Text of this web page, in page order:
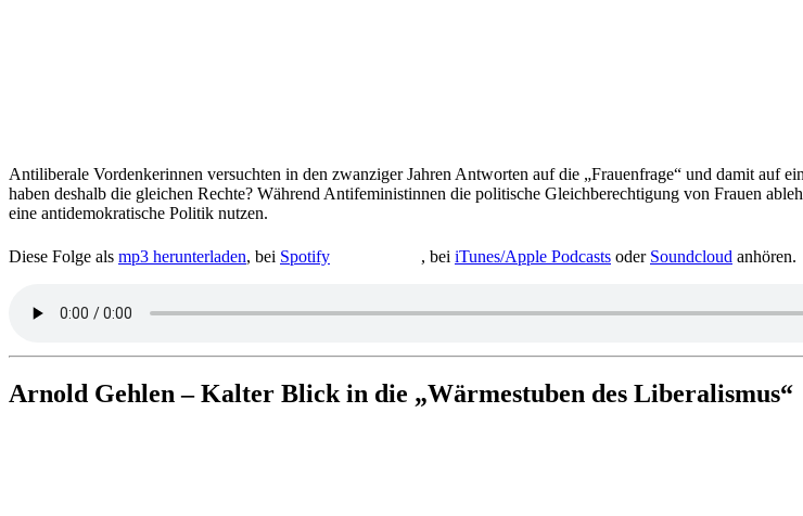
Anti­li­be­rale Vor­den­ke­rin­nen ver­such­ten in den zwan­zi­ger Jahren Ant­wor­ten auf die „Frau­en­frage“ und damit auf
haben deshalb die glei­chen Rechte? Während Anti­feministinnen die poli­ti­sche Gleich­be­rech­ti­gung von Frauen
eine anti­de­mo­kra­ti­sche Politik nutzen.
Diese Folge als mp3 her­un­ter­la­den, bei Spotify , bei iTunes/​Apple Pod­casts oder Sound­cloud anhören.
Arnold Gehlen – Kalter Blick in die „Wär­me­stu­ben des Liberalismus“